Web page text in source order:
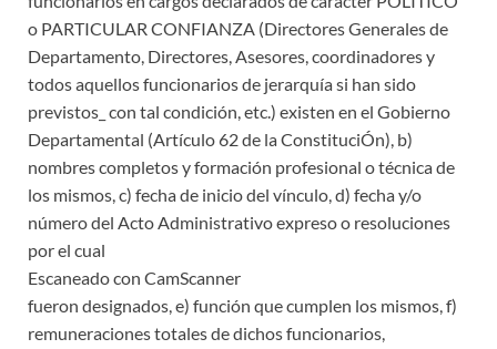
o PARTICULAR CONFIANZA (Directores Generales de
Departamento, Directores, Asesores, coordinadores y
todos aquellos funcionarios de jerarquía si han sido
previstos_ con tal condición, etc.) existen en el Gobierno
Departamental (Artículo 62 de la ConstituciÓn), b)
nombres completos y formación profesional o técnica de
los mismos, c) fecha de inicio del vínculo, d) fecha y/o
número del Acto Administrativo expreso o resoluciones
por el cual
Escaneado con CamScanner
fueron designados, e) función que cumplen los mismos, f)
remuneraciones totales de dichos funcionarios,